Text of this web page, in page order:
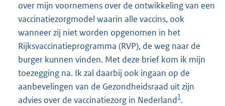
over mijn voornemens over de ontwikkeling van een
vaccinatiezorgmodel waarin alle vaccins, ook
wanneer zij niet worden opgenomen in het
Rijksvaccinatieprogramma (RVP), de weg naar de
burger kunnen vinden. Met deze brief kom ik mijn
toezegging na. Ik zal daarbij ook ingaan op de
aanbevelingen van de Gezondheidsraad uit zijn
advies over de vaccinatiezorg in Nederland1.